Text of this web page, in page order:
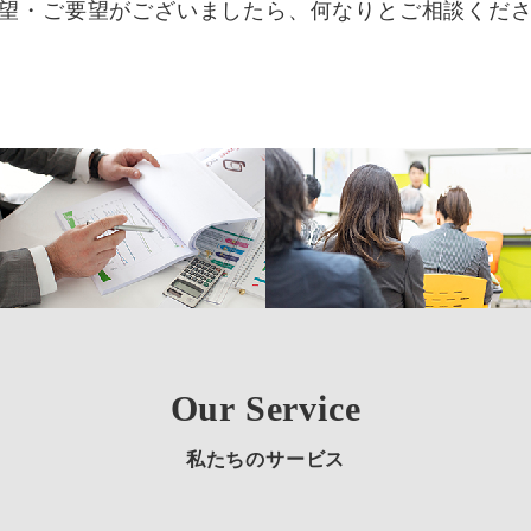
・ご要望がございましたら、何なりとご相談くだ
Our Service
私たちのサービス